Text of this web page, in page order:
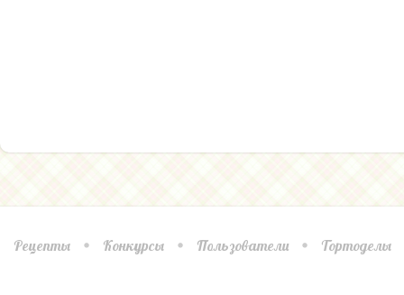
Рецепты Конкурсы Пользователи Тортоделы